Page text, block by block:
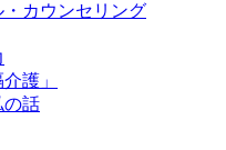
カウンセリング
護」
の話